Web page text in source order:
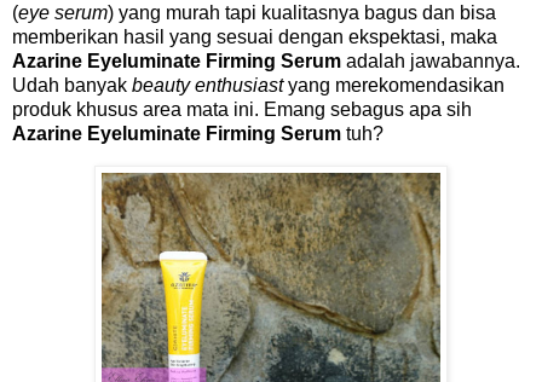
(eye serum) yang murah tapi kualitasnya bagus dan bisa
memberikan hasil yang sesuai dengan ekspektasi, maka
Azarine Eyeluminate Firming Serum adalah jawabannya.
Udah banyak beauty enthusiastyang merekomendasikan
produk khusus area mata ini. Emang sebagus apa sih
Azarine Eyeluminate Firming Serum tuh?